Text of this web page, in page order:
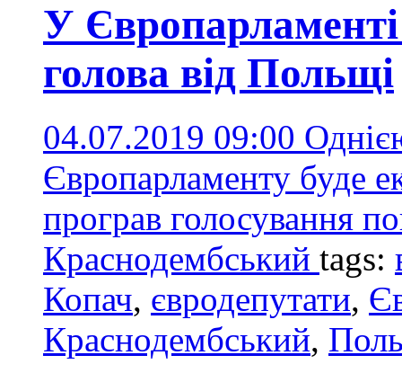
У Європарламенті
голова від Польщі
04.07.2019 09:00
Європарламенту буде
програв голосування
Краснодембський tags:
Копач, євродепутати,
Краснодембський,